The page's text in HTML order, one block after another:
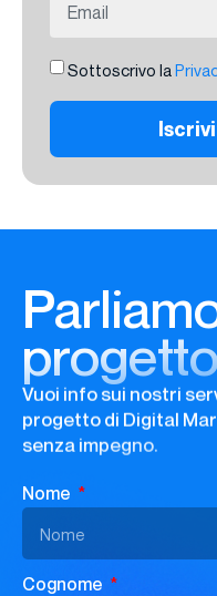
Sottoscrivo la
Vuoi info sui nostri
progetto di Digital
senza impegno.
Nome
Cognome